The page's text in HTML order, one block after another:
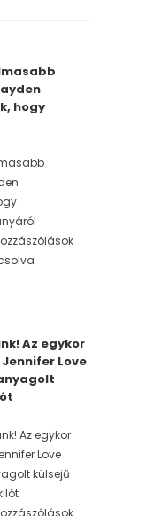
hogy
Az egykor
Love
Az egykor
Love
külsejű